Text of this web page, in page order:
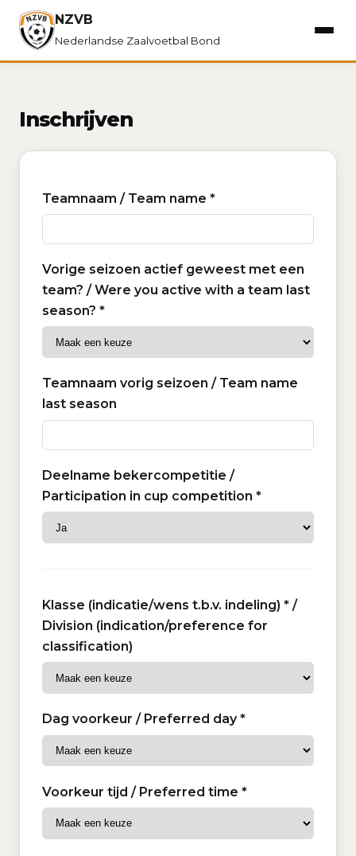
NZVB
Nederlandse Zaalvoetbal Bond
Inschrijven
Teamnaam / Team name *
Vorige seizoen actief geweest met een
team? / Were you active with a team last
season? *
Teamnaam vorig seizoen / Team name
last season
Deelname bekercompetitie /
Participation in cup competition *
Klasse (indicatie/wens t.b.v. indeling) * /
Division (indication/preference for
classification)
Dag voorkeur / Preferred day *
Voorkeur tijd / Preferred time *